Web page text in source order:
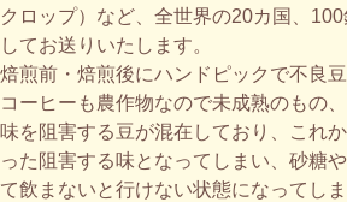
クロップ）など、全世界の20カ国、
してお送りいたします。
焙煎前・焙煎後にハンドピックで不良
コーヒーも農作物なので未成熟のもの
味を阻害する豆が混在しており、これ
った阻害する味となってしまい、砂糖
て飲まないと行けない状態になってしま